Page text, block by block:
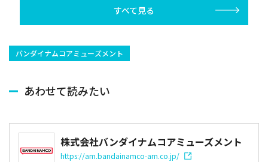
すべて見る
バンダイナムコアミューズメント
あわせて読みたい
株式会社バンダイナムコアミューズメント
https://am.bandainamco-am.co.jp/